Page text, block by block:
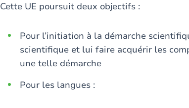
Cette UE poursuit deux objectifs :
Pour l’initiation à la démarche
scientifique et lui faire acquérir les
une telle démarche
Pour les langues :